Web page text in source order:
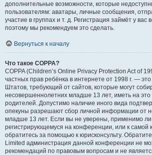
дополнительные возможности, которые
пользователям: аватары, личные сообщения,
участие в группах и т. д. Регистрация займёт у вас
поэтому мы рекомендуем это сделать.
Вернуться к началу
Что такое COPPA?
COPPA (Children’s Online Privacy Protection Act of
частных прав ребёнка в интернете от 1998 г. —
Штатов, требующий от сайтов, которые могут
несовершеннолетних младше 13 лет, иметь на это
родителей. Допустимо наличие иного вида
опекуны разрешают сбор личной информации от
младше 13 лет. Если вы не уверены, применимо ли
регистрирующемуся на конференции, или к самой
обратитесь за помощью к юрисконсульту.
Limited администрация данной конференции не
рекомендаций по правовым вопросам и не